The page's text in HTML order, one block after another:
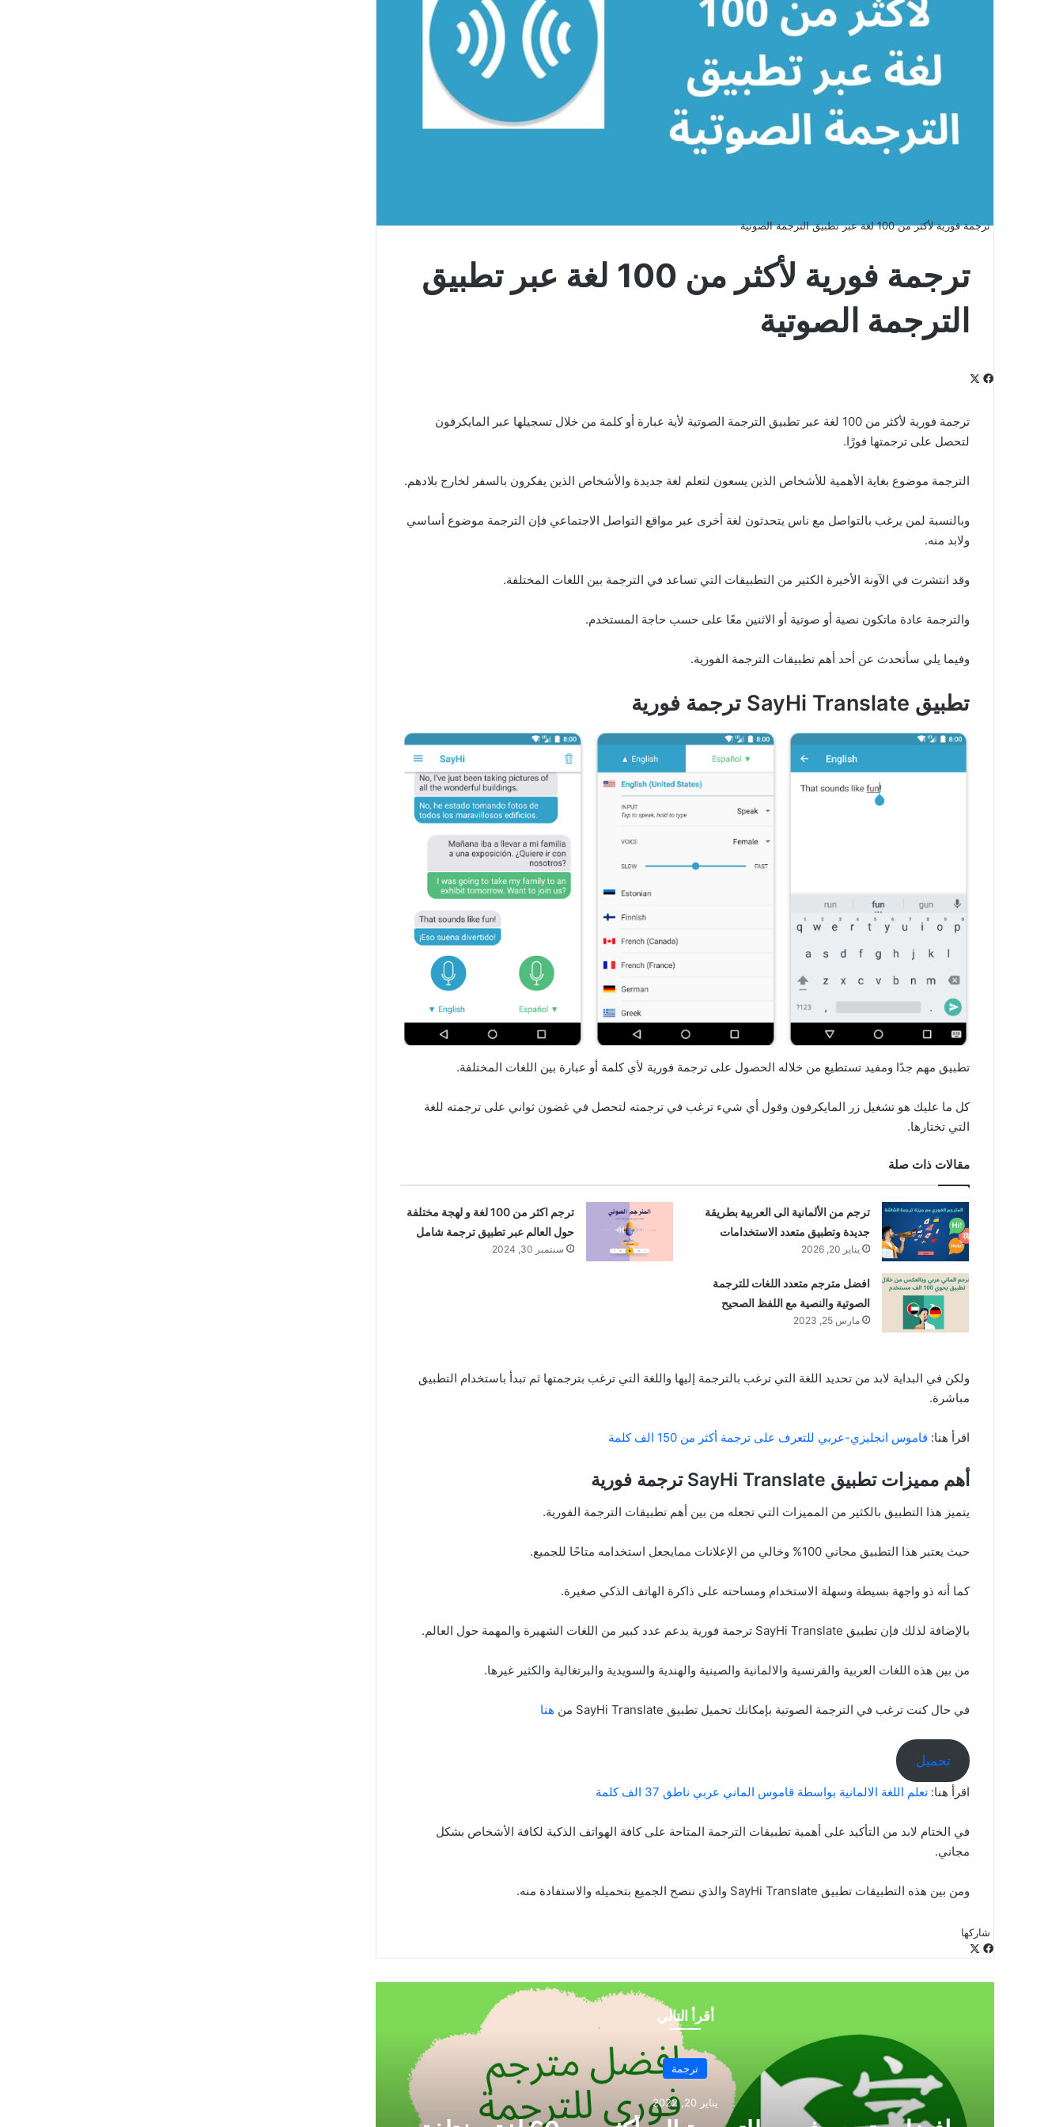
ترجمة فورية لأكثر من 100 لغة عبر تطبيق الترجمة الصوتية
ترجمة فورية لأكثر من 100 لغة عبر تطبيق
الترجمة الصوتية
فيسبوك
ترجمة فورية لأكثر من 100 لغة عبر تطبيق الترجمة الصوتية لأية عبارة أو كلمة من خلال تسجيلها عبر المايكرفون
لتحصل على ترجمتها فورًا.
الترجمة موضوع بغاية الأهمية للأشخاص الذين يسعون لتعلم لغة جديدة والأشخاص الذين يفكرون بالسفر لخارج بلادهم.
وبالنسبة لمن يرغب بالتواصل مع ناس يتحدثون لغة أخرى عبر مواقع التواصل الاجتماعي فإن الترجمة موضوع أساسي
ولابد منه.
وقد انتشرت في الآونة الأخيرة الكثير من التطبيقات التي تساعد في الترجمة بين اللغات المختلفة.
والترجمة عادة ماتكون نصية أو صوتية أو الاثنين معًا على حسب حاجة المستخدم.
وفيما يلي سأتحدث عن أحد أهم تطبيقات الترجمة الفورية.
تطبيق SayHi Translate ترجمة فورية
تطبيق مهم جدًا ومفيد تستطيع من خلاله الحصول على ترجمة فورية لأي كلمة أو عبارة بين اللغات المختلفة.
كل ما عليك هو تشغيل زر المايكرفون وقول أي شيء ترغب في ترجمته لتحصل في غضون ثواني على ترجمته للغة
التي تختارها.
مقالات ذات صلة
ترجم من الألمانية الى العربية بطريقة
جديدة وتطبيق متعدد الاستخدامات
يناير 20, 2026
ترجم اكثر من 100 لغة و لهجة مختلفة
حول العالم عبر تطبيق ترجمة شامل
سبتمبر 30, 2024
افضل مترجم متعدد اللغات للترجمة
الصوتية والنصية مع اللفظ الصحيح
مارس 25, 2023
ولكن في البداية لابد من تحديد اللغة التي ترغب بالترجمة إليها واللغة التي ترغب بترجمتها ثم تبدأ باستخدام التطبيق
مباشرة.
اقرأ هنا: قاموس انجليزي-عربي للتعرف على ترجمة أكثر من 150 الف كلمة
أهم مميزات تطبيق SayHi Translate ترجمة فورية
يتميز هذا التطبيق بالكثير من المميزات التي تجعله من بين أهم تطبيقات الترجمة الفورية.
حيث يعتبر هذا التطبيق مجاني 100% وخالي من الإعلانات ممايجعل استخدامه متاحًا للجميع.
كما أنه ذو واجهة بسيطة وسهلة الاستخدام ومساحته على ذاكرة الهاتف الذكي صغيرة.
بالإضافة لذلك فإن تطبيق SayHi Translate ترجمة فورية يدعم عدد كبير من اللغات الشهيرة والمهمة حول العالم.
من بين هذه اللغات العربية والفرنسية والالمانية والصينية والهندية والسويدية والبرتغالية والكثير غيرها.
في حال كنت ترغب في الترجمة الصوتية بإمكانك تحميل تطبيق SayHi Translate من هنا
تحميل
اقرأ هنا: تعلم اللغة الالمانية بواسطة قاموس الماني عربي ناطق 37 الف كلمة
في الختام لابد من التأكيد على أهمية تطبيقات الترجمة المتاحة على كافة الهواتف الذكية لكافة الأشخاص بشكل
مجاني.
ومن بين هذه التطبيقات تطبيق SayHi Translate والذي ننصح الجميع بتحميله والاستفادة منه.
شاركها
فيسبوك
البريد
أقرأ التالي
ترجمة
سبتمبر 19, 2022